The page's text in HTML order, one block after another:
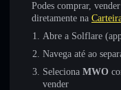
Podes comprar,
diretamente na
Abre a Solflare
Navega até ao
Seleciona MWO
vender